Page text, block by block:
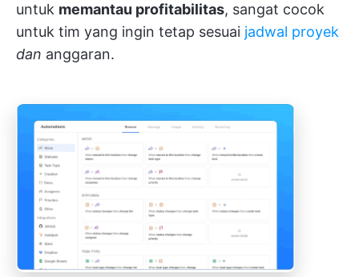
untuk memantau profitabilitas, sangat cocok
untuk tim yang ingin tetap sesuai jadwal proyek
dan anggaran.